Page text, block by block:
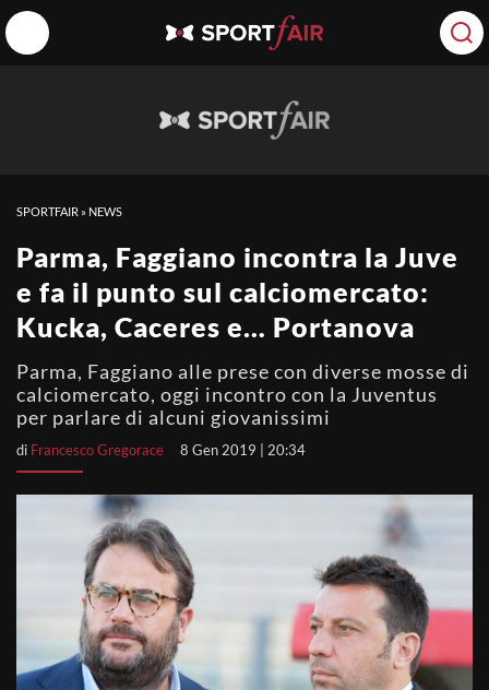
SPORTFAIR » NEWS
Parma, Faggiano incontra la Juve
e fa il punto sul calciomercato:
Kucka, Caceres e… Portanova
Parma, Faggiano alle prese con diverse mosse di
calciomercato, oggi incontro con la Juventus
per parlare di alcuni giovanissimi
di Francesco Gregorace 8 Gen 2019 | 20:34